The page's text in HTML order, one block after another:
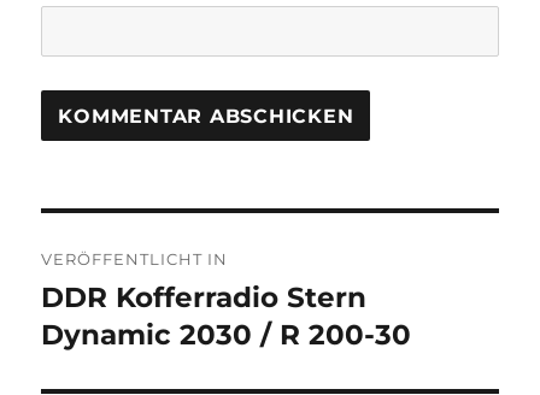
VERÖFFENTLICHT IN
DDR Kofferradio Stern
Dynamic 2030 / R 200-30